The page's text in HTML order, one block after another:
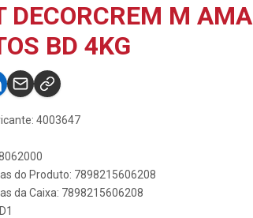
DECORCREM M
BD 4KG
4003647
do Produto: 7898215606208
da Caixa: 7898215606208